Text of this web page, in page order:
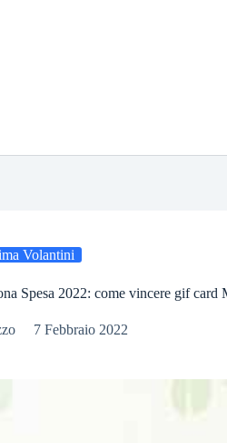
Volantini
Spesa 2022: come vincere gif card
7 Febbraio 2022